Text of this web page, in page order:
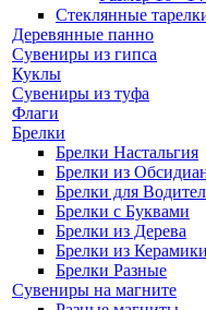
Стеклянные
Деревянные панно
Сувениры из гипса
Куклы
Сувениры из туфа
Флаги
Брелки
Брелки Настальгия
Брелки из
Брелки для
Брелки с Буквами
Брелки из Дерева
Брелки из Керамики
Брелки Разные
Сувениры на магните